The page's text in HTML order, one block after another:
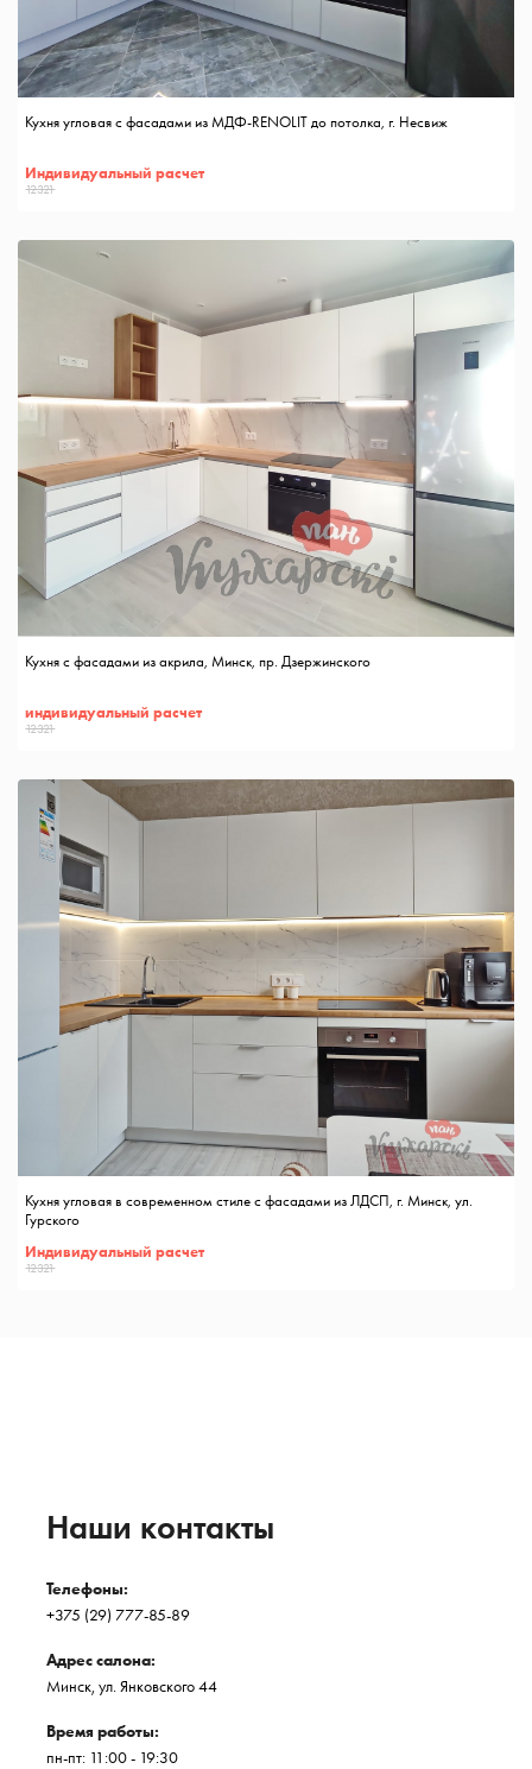
Кухня угловая с фасадами из МДФ-RENOLIT до потолка, г. Несвиж
Индивидуальный расчет
12321
Кухня с фасадами из акрила, Минск, пр. Дзержинского
индивидуальный расчет
12321
Кухня угловая в современном стиле с фасадами из ЛДСП, г. Минск, ул.
Гурского
Индивидуальный расчет
12321
Наши контакты
Телефоны:
+375 (29) 777-85-89
Адрес салона:
Минск, ул. Янковского 44
Время работы:
пн-пт: 11:00 - 19:30